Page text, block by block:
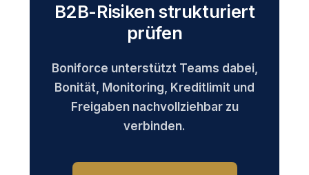
B2B-Risiken strukturiert
prüfen
Boniforce unterstützt Teams dabei,
Bonität, Monitoring, Kreditlimit und
Freigaben nachvollziehbar zu
verbinden.